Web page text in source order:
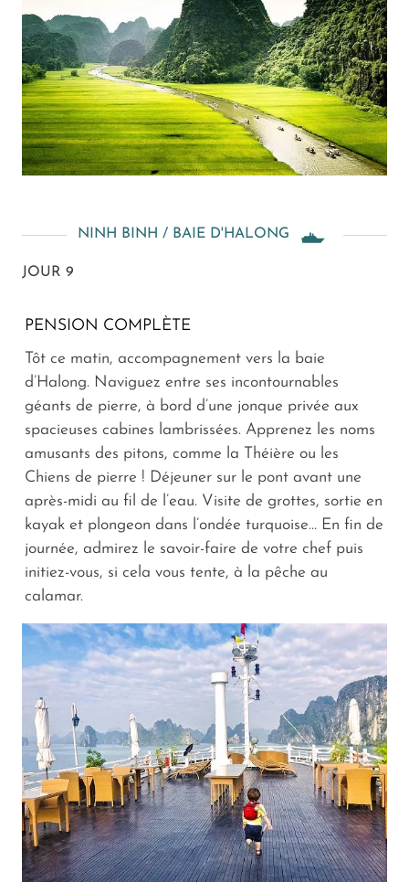
NINH BINH / BAIE D'HALONG
JOUR 9
PENSION COMPLÈTE
Tôt ce matin, accompagnement vers la baie
d’Halong. Naviguez entre ses incontournables
géants de pierre, à bord d’une jonque privée aux
spacieuses cabines lambrissées. Apprenez les noms
amusants des pitons, comme la Théière ou les
Chiens de pierre ! Déjeuner sur le pont avant une
après-midi au fil de l’eau. Visite de grottes, sortie en
kayak et plongeon dans l’ondée turquoise… En fin de
journée, admirez le savoir-faire de votre chef puis
initiez-vous, si cela vous tente, à la pêche au
calamar.